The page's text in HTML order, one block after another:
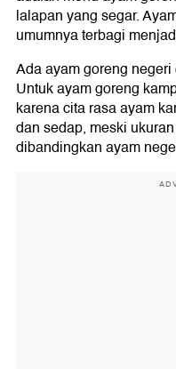
lalapan yang segar.
umumnya terbagi
Ada ayam goreng
Untuk ayam goreng
karena cita rasa ayam
dan sedap, meski
dibandingkan ayam